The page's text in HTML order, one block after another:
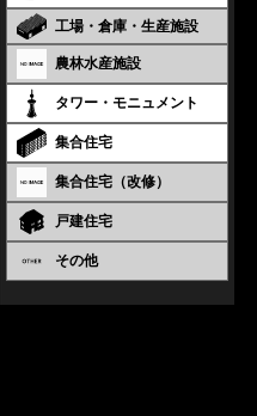
工場・倉庫・生産施設
農林水産施設
タワー・モニュメント
集合住宅
集合住宅（改修）
戸建住宅
その他